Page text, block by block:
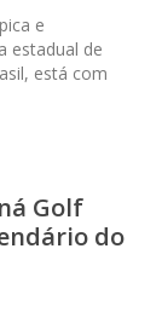
e
estadual de
está com
Golf
do